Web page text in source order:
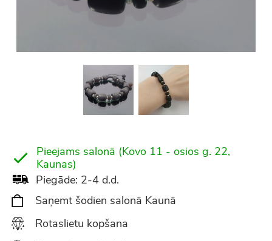
Pieejams salonā (Kovo 11 - osios g. 22,
Kaunas)
Piegāde: 2-4 d.d.
Saņemt šodien salonā Kaunā
Rotaslietu kopšana